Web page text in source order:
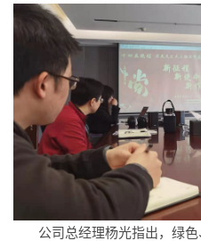
公司总经理杨光指出，绿色